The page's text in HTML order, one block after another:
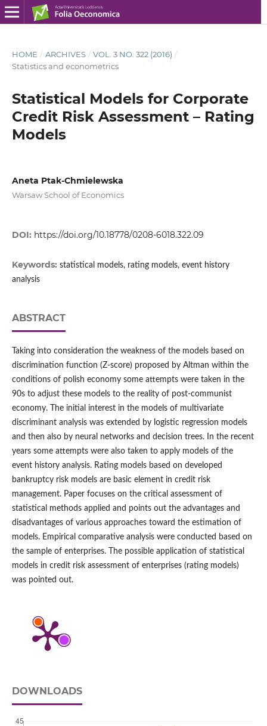
HOME / ARCHIVES / VOL. 3 NO. 322 (2016) /
Statistics and econometrics
Statistical Models for Corporate
Credit Risk Assessment – Rating
Models
Aneta Ptak-Chmielewska
Warsaw School of Economics
DOI: https://doi.org/10.18778/0208-6018.322.09
Keywords: statistical models, rating models, event history
analysis
ABSTRACT
Taking into consideration the weakness of the models based on
discrimination function (Z-score) proposed by Altman within the
conditions of polish economy some attempts were taken in the
90s to adjust these models to the reality of post-communist
economy. The initial interest in the models of multivariate
discriminant analysis was extended by logistic regression models
and then also by neural networks and decision trees. In the recent
years some attempts were also taken to apply models of the
event history analysis. Rating models based on developed
bankruptcy risk models are basic element in credit risk
management. Paper focuses on the critical assessment of
statistical methods applied and points out the advantages and
disadvantages of various approaches toward the estimation of
models. Empirical comparative analysis were conducted based on
the sample of enterprises. The possible application of statistical
models in credit risk assessment of enterprises (rating models)
was pointed out.
DOWNLOADS